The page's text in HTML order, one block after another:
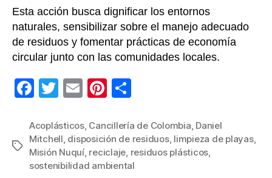
Esta acción busca dignificar los entornos
naturales, sensibilizar sobre el manejo adecuado
de residuos y fomentar prácticas de economía
circular junto con las comunidades locales.
F
c
e
b
T
tt
er
E
ail
Pi
er
e
st
m
p
ar
Etiquetas
Acoplásticos, Cancillería de Colombia, Daniel
Mitchell, disposición de residuos, limpieza de playas,
Misión Nuquí, reciclaje, residuos plásticos,
sostenibilidad ambiental